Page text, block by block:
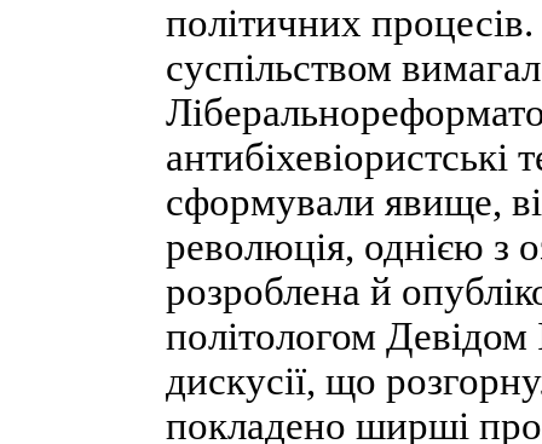
політичних процесів.
суспільством
антибіхевіористські
сформували явище,
революція, однією з
розроблена й
політологом
дискусії, що
покладено ширші